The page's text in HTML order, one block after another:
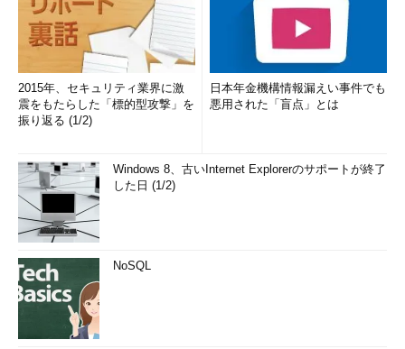
2015年、セキュリティ業界に激
震をもたらした「標的型攻撃」を
振り返る (1/2)
日本年金機構情報漏えい事件でも
悪用された「盲点」とは
Windows 8、古いInternet Explorerのサポートが終了
した日 (1/2)
NoSQL